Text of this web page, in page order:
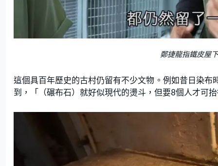
鄭捷龍指鐵皮屋
這個具百年歷史的古村仍留有不少文物。例如昔日染
到，「（碾布石）就好似現代的燙斗，但要8個人才可